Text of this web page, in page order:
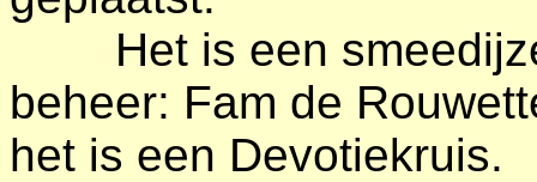
Het is een
beheer: Fam de
het is een Devotiekruis.